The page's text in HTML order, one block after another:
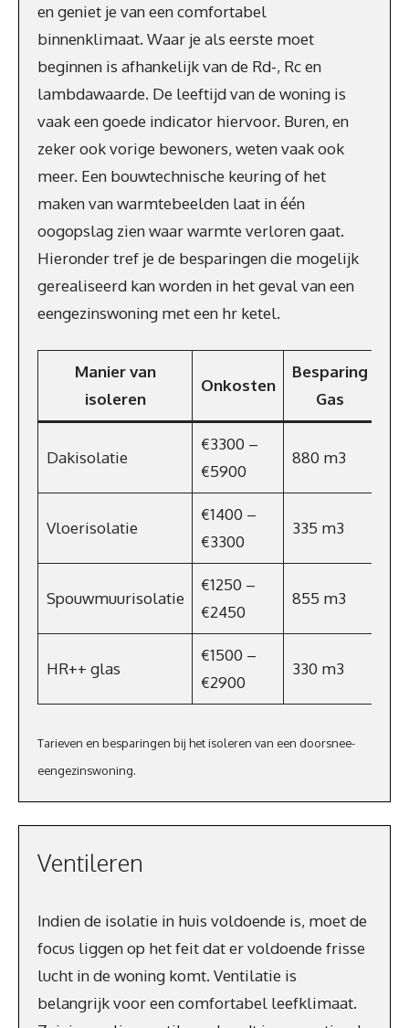
en geniet je van een comfortabel
binnenklimaat. Waar je als eerste moet
beginnen is afhankelijk van de Rd-, Rc en
lambdawaarde. De leeftijd van de woning is
vaak een goede indicator hiervoor. Buren, en
zeker ook vorige bewoners, weten vaak ook
meer. Een bouwtechnische keuring of het
maken van warmtebeelden laat in één
oogopslag zien waar warmte verloren gaat.
Hieronder tref je de besparingen die mogelijk
gerealiseerd kan worden in het geval van een
eengezinswoning met een hr ketel.
Manier van
isoleren
Onkosten
Besparing
Gas
Dakisolatie
€3300 –
€5900
880 m3
Vloerisolatie
€1400 –
€3300
335 m3
Spouwmuurisolatie
€1250 –
€2450
855 m3
HR++ glas
€1500 –
€2900
330 m3
Tarieven en besparingen bij het isoleren van een doorsnee-
eengezinswoning.
Ventileren
Indien de isolatie in huis voldoende is, moet de
focus liggen op het feit dat er voldoende frisse
lucht in de woning komt. Ventilatie is
belangrijk voor een comfortabel leefklimaat.